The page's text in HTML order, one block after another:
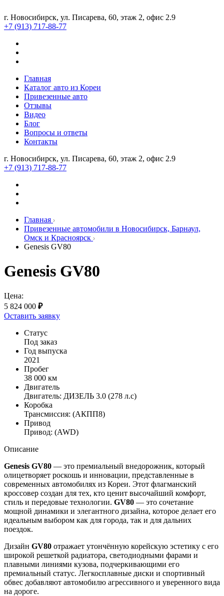
г. Новосибирск, ул. Писарева, 60, этаж 2, офис 2.9
+7 (913) 717-88-77
Главная
Каталог авто из Кореи
Привезенные авто
Отзывы
Видео
Блог
Вопросы и ответы
Контакты
г. Новосибирск, ул. Писарева, 60, этаж 2, офис 2.9
+7 (913) 717-88-77
Главная
Привезенные автомобили в Новосибирск, Барнаул,
Омск и Красноярск
Genesis GV80
Genesis GV80
Цена:
5 824 000 ₽
Оставить заявку
Статус
Под заказ
Год выпуска
2021
Пробег
38 000 км
Двигатель
Двигатель: ДИЗЕЛЬ 3.0 (278 л.с)
Коробка
Трансмиссия: (АКПП8)
Привод
Привод: (AWD)
Описание
Genesis GV80 — это премиальный внедорожник, который
олицетворяет роскошь и инновации, представленные в
современных автомобилях из Кореи. Этот флагманский
кроссовер создан для тех, кто ценит высочайший комфорт,
стиль и передовые технологии. GV80 — это сочетание
мощной динамики и элегантного дизайна, которое делает его
идеальным выбором как для города, так и для дальних
поездок.
Дизайн GV80 отражает утончённую корейскую эстетику с его
широкой решеткой радиатора, светодиодными фарами и
плавными линиями кузова, подчеркивающими его
премиальный статус. Легкосплавные диски и спортивный
обвес добавляют автомобилю агрессивного и уверенного вида
на дороге.